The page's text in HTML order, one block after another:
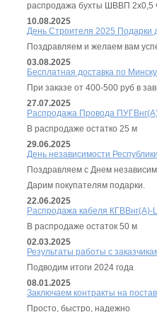
распродажа бухты ШВВП 2х0,5
10.08.2025
День Строителя 2025 Подарки
Поздравляем и желаем вам
03.08.2025
Бесплатная доставка по Минску
При заказе от 400-500 руб в
27.07.2025
Распродажа Провода
В распродаже остатко 25 м
29.06.2025
День независимости
Поздравляем с Днем
Дарим покупателям подарки.
22.06.2025
Распродажа кабеля КГВВнг(А)-
В распродаже остаток 50 м
02.03.2025
Результаты работы с
Подводим итоги 2024 года
08.01.2025
Заключаем контракты на
Просто, быстро, надежно